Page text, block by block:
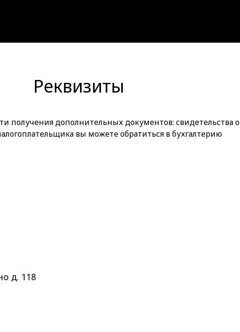
Реквизиты
дополнительных документов: свидетельства о
вы можете обратиться в бухгалтерию
д. 118